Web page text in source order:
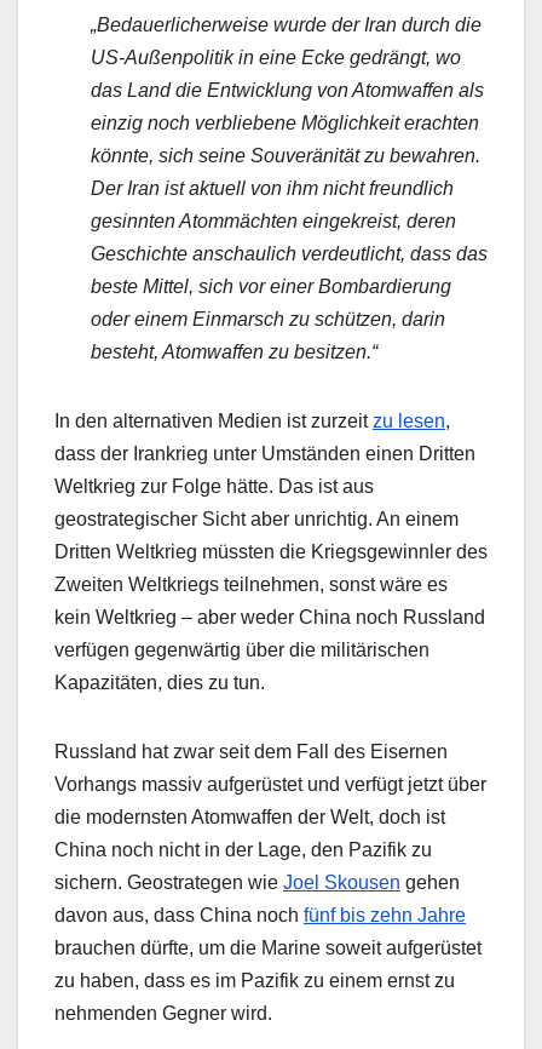
„Bedauerlicherweise wurde der Iran durch die
US-Außenpolitik in eine Ecke gedrängt, wo
das Land die Entwicklung von Atomwaffen als
einzig noch verbliebene Möglichkeit erachten
könnte, sich seine Souveränität zu bewahren.
Der Iran ist aktuell von ihm nicht freundlich
gesinnten Atommächten eingekreist, deren
Geschichte anschaulich verdeutlicht, dass das
beste Mittel, sich vor einer Bombardierung
oder einem Einmarsch zu schützen, darin
besteht, Atomwaffen zu besitzen.“
In den alternativen Medien ist zurzeitzu lesen,
dass der Irankrieg unter Umständen einen Dritten
Weltkrieg zur Folge hätte. Das ist aus
geostrategischer Sicht aber unrichtig. An einem
Dritten Weltkrieg müssten die Kriegsgewinnler des
Zweiten Weltkriegs teilnehmen, sonst wäre es
kein Weltkrieg – aber weder China noch Russland
verfügen gegenwärtig über die militärischen
Kapazitäten, dies zu tun.
Russland hat zwar seit dem Fall des Eisernen
Vorhangs massiv aufgerüstet und verfügt jetzt über
die modernsten Atomwaffen der Welt, doch ist
China noch nicht in der Lage, den Pazifik zu
sichern. Geostrategen wie Joel Skousen gehen
davon aus, dass China noch fünf bis zehn Jahre
brauchen dürfte, um die Marine soweit aufgerüstet
zu haben, dass es im Pazifik zu einem ernst zu
nehmenden Gegner wird.